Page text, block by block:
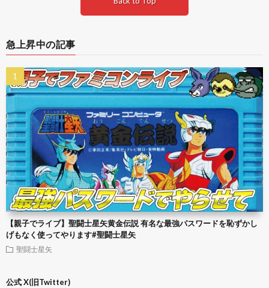
急上昇中の記事
【親子でライブ】聖闘士星矢黄金伝説 有名な最強パスワードを恥ずかし
げもなく使ってやります#聖闘士星矢
聖闘士星矢
公式 X(旧Twitter)